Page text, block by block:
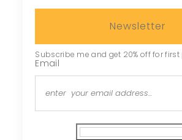
Newsletter
Subscribe me and get 20% off for
Email